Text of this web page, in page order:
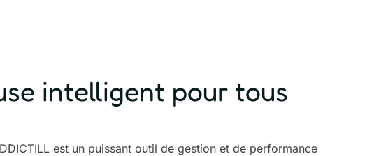
intelligent pour tous
est un puissant outil de gestion et de performance